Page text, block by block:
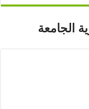
الجامعة